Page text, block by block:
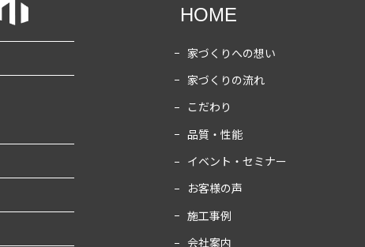
HOME
家づくりへの想い
家づくりの流れ
こだわり
品質・性能
イベント・セミナー
お客様の声
施工事例
会社案内